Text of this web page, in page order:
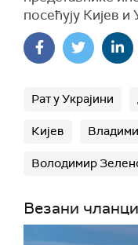
посећују Кијев и
Рат у Украјини
Кијев
Володимир
Везани чланци